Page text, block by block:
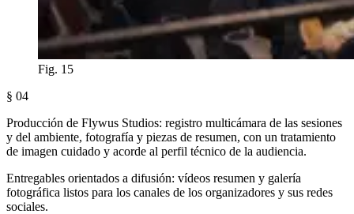
Fig. 15
§ 04
Producción de Flywus Studios: registro multicámara de las sesiones
y del ambiente, fotografía y piezas de resumen, con un tratamiento
de imagen cuidado y acorde al perfil técnico de la audiencia.
Entregables orientados a difusión: vídeos resumen y galería
fotográfica listos para los canales de los organizadores y sus redes
sociales.